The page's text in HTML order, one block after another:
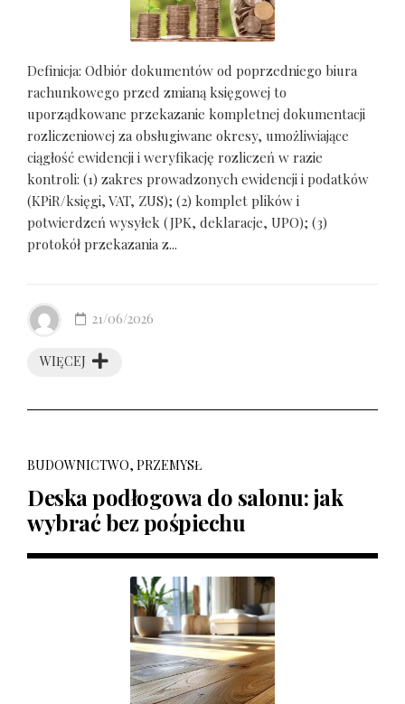
Definicja: Odbiór dokumentów od poprzedniego biura
rachunkowego przed zmianą księgowej to
uporządkowane przekazanie kompletnej dokumentacji
rozliczeniowej za obsługiwane okresy, umożliwiające
ciągłość ewidencji i weryfikację rozliczeń w razie
kontroli: (1) zakres prowadzonych ewidencji i podatków
(KPiR/księgi, VAT, ZUS); (2) komplet plików i
potwierdzeń wysyłek (JPK, deklaracje, UPO); (3)
protokół przekazania z...
WIĘCEJ
21/06/2026
BUDOWNICTWO, PRZEMYSŁ
Deska podłogowa do salonu: jak
wybrać bez pośpiechu